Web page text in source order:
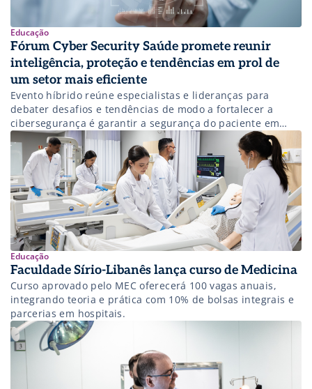
Educação
Fórum Cyber Security Saúde promete reunir
inteligência, proteção e tendências em prol de
um setor mais eficiente
Evento híbrido reúne especialistas e lideranças para
debater desafios e tendências de modo a fortalecer a
cibersegurança é garantir a segurança do paciente em
cada etapa do atendimento.
Educação
Faculdade Sírio-Libanês lança curso de Medicina
Curso aprovado pelo MEC oferecerá 100 vagas anuais,
integrando teoria e prática com 10% de bolsas integrais e
parcerias em hospitais.